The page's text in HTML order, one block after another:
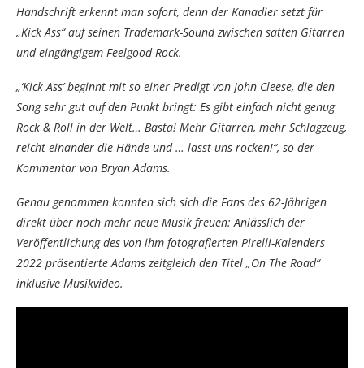
Handschrift erkennt man sofort, denn der Kanadier setzt für
„Kick Ass“ auf seinen Trademark-Sound zwischen satten Gitarren
und eingängigem Feelgood-Rock.
„‘Kick Ass’ beginnt mit so einer Predigt von John Cleese, die den
Song sehr gut auf den Punkt bringt: Es gibt einfach nicht genug
Rock & Roll in der Welt… Basta! Mehr Gitarren, mehr Schlagzeug,
reicht einander die Hände und … lasst uns rocken!“, so der
Kommentar von Bryan Adams.
Genau genommen konnten sich sich die Fans des 62-Jährigen
direkt über noch mehr neue Musik freuen: Anlässlich der
Veröffentlichung des von ihm fotografierten Pirelli-Kalenders
2022 präsentierte Adams zeitgleich den Titel „On The Road“
inklusive Musikvideo.